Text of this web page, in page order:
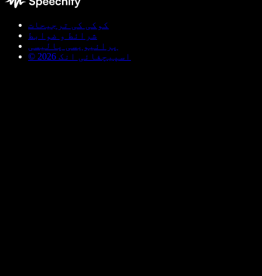
کوکی کی ترجیحات
شرائط و ضوابط
پرائیویسی پالیسی
© اسپیچفائی انک 2026